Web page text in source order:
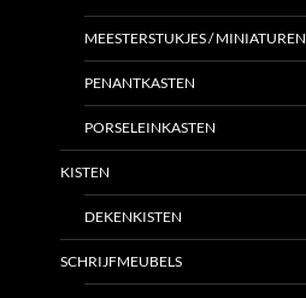
MEESTERSTUKJES / MINIATUREN
PENANTKASTEN
PORSELEINKASTEN
KISTEN
DEKENKISTEN
SCHRIJFMEUBELS